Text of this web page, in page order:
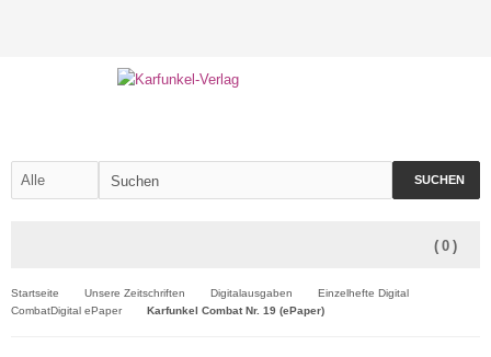
SUCHEN
( 0 )
Startseite Unsere Zeitschriften Digitalausgaben
Einzelhefte Digital
CombatDigital ePaper
Karfunkel Combat Nr. 19 (ePaper)